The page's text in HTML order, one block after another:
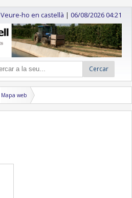
Veure-ho en castellà |06/08/2026 04:21
Cercar
Mapa web